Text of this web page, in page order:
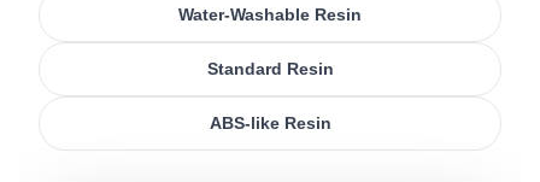
Water-Washable Resin
Standard Resin
ABS-like Resin